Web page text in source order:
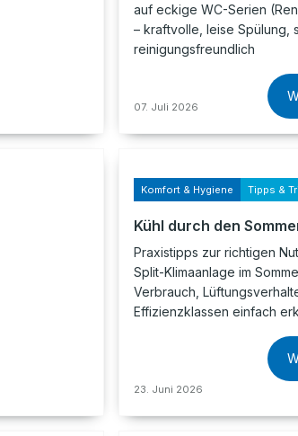
auf eckige WC-Serien
– kraftvolle, leise Spülung,
reinigungsfreundlich
07. Juli 2026
Komfort & Hygiene Tipps &
Kühl durch den
Praxistipps zur richtigen
Split-Klimaanlage im
Verbrauch,
Effizienzklassen einfach
23. Juni 2026